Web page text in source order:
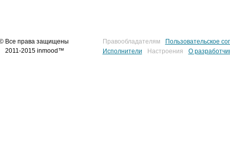
Все права защищены
2011-2015 inmood™
Правообладателям
Пользовательское
Исполнители
Настроения О